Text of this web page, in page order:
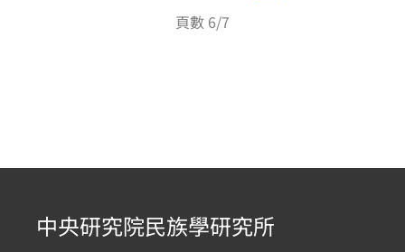
頁數 6/7
中央研究院民族學研究所